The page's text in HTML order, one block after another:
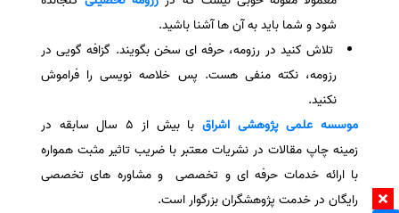
شود و شما باید به آن ها آشنا باشید.
تلاش کنید در رزومه، حرفه ای سخن بگویند. گزافه گویی در
رزومه، نکته منفی هست. پس خلاصه نویسی را فراموش
نکنید.
موسسه علمی پژوهشی اشراق
با بیش از 5 سال سابقه در
زمینه چاپ مقالات در نشریات معتبر با ضریب تاثیر مثبت همواره
با ارائه خدمات حرفه ای و تخصصی و مشاوره های تخصصی
رایگان در خدمت پژوهشگران بزرگوار است.